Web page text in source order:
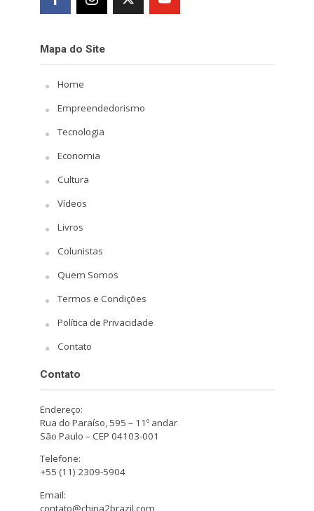
Mapa do Site
Home
Empreendedorismo
Tecnologia
Economia
Cultura
Vídeos
Livros
Colunistas
Quem Somos
Termos e Condições
Política de Privacidade
Contato
Contato
Endereço:
Rua do Paraíso, 595 – 11º andar
São Paulo – CEP 04103-001
Telefone:
+55 (11) 2309-5904
Email:
contato@china2brazil.com